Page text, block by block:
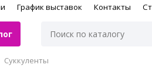
График выставок Контакты
Суккуленты